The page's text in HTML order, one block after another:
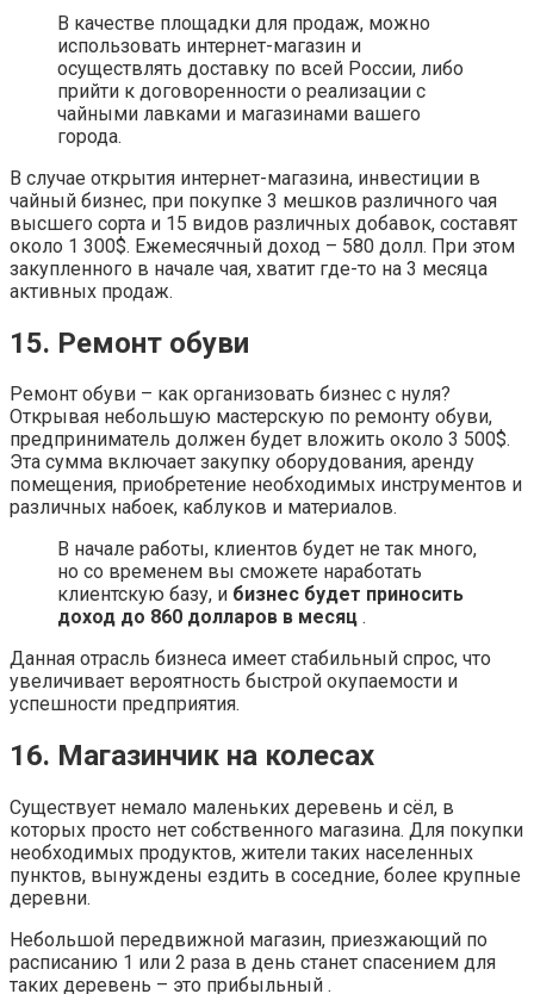
В качестве площадки для продаж, можно
использовать интернет-магазин и
осуществлять доставку по всей России, либо
прийти к договоренности о реализации с
чайными лавками и магазинами вашего
города.
В случае открытия интернет-магазина, инвестиции в
чайный бизнес, при покупке 3 мешков различного чая
высшего сорта и 15 видов различных добавок, составят
около 1 300$. Ежемесячный доход – 580 долл. При этом
закупленного в начале чая, хватит где-то на 3 месяца
активных продаж.
15. Ремонт обуви
Ремонт обуви – как организовать бизнес с нуля?
Открывая небольшую мастерскую по ремонту обуви,
предприниматель должен будет вложить около 3 500$.
Эта сумма включает закупку оборудования, аренду
помещения, приобретение необходимых инструментов и
различных набоек, каблуков и материалов.
В начале работы, клиентов будет не так много,
но со временем вы сможете наработать
клиентскую базу, и бизнес будет приносить
доход до 860 долларов в месяц .
Данная отрасль бизнеса имеет стабильный спрос, что
увеличивает вероятность быстрой окупаемости и
успешности предприятия.
16. Магазинчик на колесах
Существует немало маленьких деревень и сёл, в
которых просто нет собственного магазина. Для покупки
необходимых продуктов, жители таких населенных
пунктов, вынуждены ездить в соседние, более крупные
деревни.
Небольшой передвижной магазин, приезжающий по
расписанию 1 или 2 раза в день станет спасением для
таких деревень – это прибыльный .